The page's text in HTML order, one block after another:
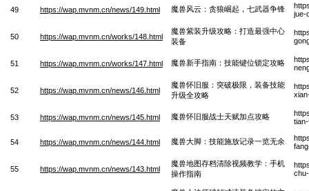
49 https://wap.mvnm.cn/news/149.html 魔兽风云：贪狼崛起，七武器争锋
jue-
50 https://wap.mvnm.cn/works/148.html
魔兽紫装升级攻略：打造最强中心
装备
51 https://wap.mvnm.cn/works/147.html 魔兽新手指南：技能键位锁定攻略
52 https://wap.mvnm.cn/news/146.html
魔兽怀旧服：突破极限，装备技能
升级全攻略
53 https://wap.mvnm.cn/news/145.html 魔兽怀旧服战士天赋加点攻略
54 https://wap.mvnm.cn/news/144.html 魔兽大脚：技能施放记录一览无余
55 https://wap.mvnm.cn/news/143.html
魔兽地图存档清除视频教学：手机
操作指南